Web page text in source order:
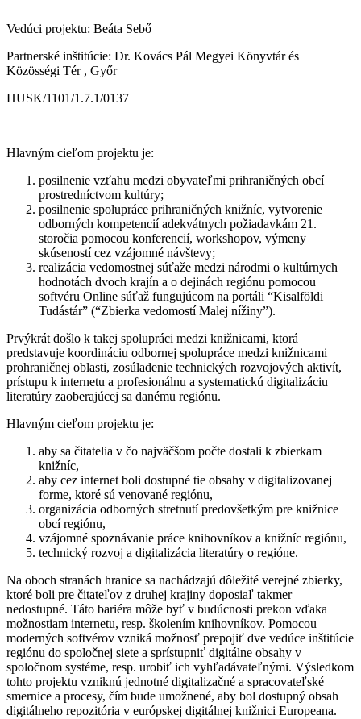
Vedúci projektu: Beáta Sebő
Partnerské inštitúcie: Dr. Kovács Pál Megyei Könyvtár és
Közösségi Tér , Győr
HUSK/1101/1.7.1/0137
Hlavným cieľom projektu je:
posilnenie vzťahu medzi obyvateľmi prihraničných obcí
prostredníctvom kultúry;
posilnenie spolupráce prihraničných knižníc, vytvorenie
odborných kompetencií adekvátnych požiadavkám 21.
storočia pomocou konferencií, workshopov, výmeny
skúseností cez vzájomné návštevy;
realizácia vedomostnej súťaže medzi národmi o kultúrnych
hodnotách dvoch krajín a o dejinách regiónu pomocou
softvéru Online súťaž fungujúcom na portáli “Kisalföldi
Tudástár” (“Zbierka vedomostí Malej nížiny”).
Prvýkrát došlo k takej spolupráci medzi knižnicami, ktorá
predstavuje koordináciu odbornej spolupráce medzi knižnicami
prohraničnej oblasti, zosúladenie technických rozvojových aktivít,
prístupu k internetu a profesionálnu a systematickú digitalizáciu
literatúry zaoberajúcej sa danému regiónu.
Hlavným cieľom projektu je:
aby sa čitatelia v čo najväčšom počte dostali k zbierkam
knižníc,
aby cez internet boli dostupné tie obsahy v digitalizovanej
forme, ktoré sú venované regiónu,
organizácia odborných stretnutí predovšetkým pre knižnice
obcí regiónu,
vzájomné spoznávanie práce knihovníkov a knižníc regiónu,
technický rozvoj a digitalizácia literatúry o regióne.
Na oboch stranách hranice sa nachádzajú dôležité verejné zbierky,
ktoré boli pre čitateľov z druhej krajiny doposiaľ takmer
nedostupné. Táto bariéra môže byť v budúcnosti prekon vďaka
možnostiam internetu, resp. školením knihovníkov. Pomocou
moderných softvérov vzniká možnosť prepojiť dve vedúce inštitúcie
regiónu do spoločnej siete a sprístupniť digitálne obsahy v
spoločnom systéme, resp. urobiť ich vyhľadávateľnými. Výsledkom
tohto projektu vzniknú jednotné digitalizačné a spracovateľské
smernice a procesy, čím bude umožnené, aby bol dostupný obsah
digitálneho repozitória v európskej digitálnej knižnici Europeana.